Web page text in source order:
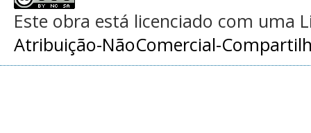
Este obra está licenciado com uma
Atribuição-NãoComercial-